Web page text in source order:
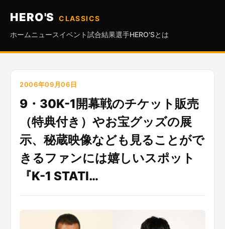
HERO'S
CLASSICS
ホーム ニュースイベント試合結果選手HERO'Sとは
2006年09月06日
9・30K-1開幕戦のチケット販売
（特典付き）やお宝グッズの展
示、秘蔵映像なども見ることがで
きるファンには嬉しいスポット
『K-1 STATI…